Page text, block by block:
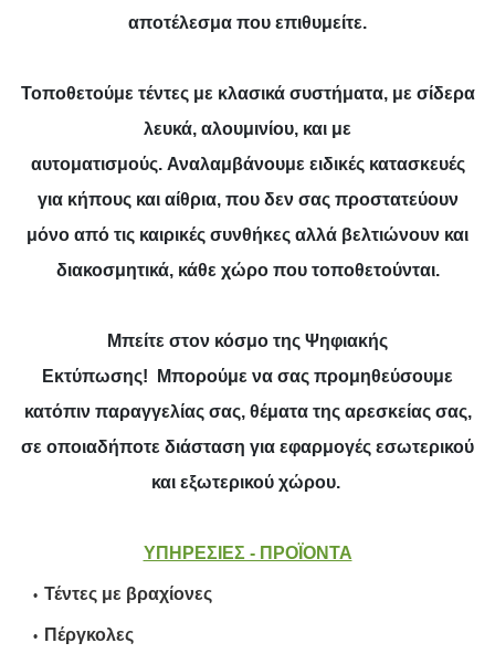
αποτέλεσμα που επιθυμείτε.
Τοποθετούμε τέντες με κλασικά συστήματα, με σίδερα
λευκά, αλουμινίου, και με
αυτοματισμούς. Αναλαμβάνουμε ειδικές κατασκευές
για κήπους και αίθρια, που δεν σας προστατεύουν
μόνο από τις καιρικές συνθήκες αλλά βελτιώνουν και
διακοσμητικά, κάθε χώρο που τοποθετούνται.
Μπείτε στον κόσμο της Ψηφιακής
Εκτύπωσης! Μπορούμε να σας προμηθεύσουμε
κατόπιν παραγγελίας σας, θέματα της αρεσκείας σας,
σε οποιαδήποτε διάσταση για εφαρμογές εσωτερικού
και εξωτερικού χώρου.
ΥΠΗΡΕΣΙΕΣ - ΠΡΟΪΟΝΤΑ
Τέντες με βραχίονες
Πέργκολες